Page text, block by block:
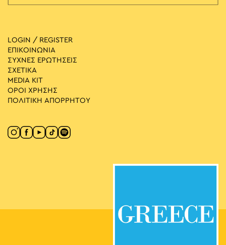
LOGIN / REGISTER
ΕΠΙΚΟΙΝΩΝΙΑ
ΣΥΧΝΕΣ ΕΡΩΤΗΣΕΙΣ
ΣΧΕΤΙΚΑ
MEDIA ΚIT
ΟΡΟΙ ΧΡΗΣΗΣ
ΠΟΛΙΤΙΚΗ ΑΠΟΡΡΗΤΟΥ